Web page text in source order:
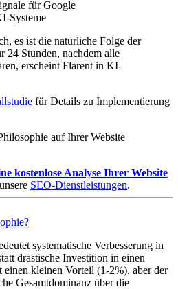
für Google
Systeme
es ist die natürliche Folge der
24 Stunden, nachdem alle
erscheint Flarent in KI-
für Details zu Implementierung
auf Ihrer Website
kostenlose Analyse Ihrer Website
SEO-Dienstleistungen.
systematische Verbesserung in
drastische Investition in einen
einen kleinen Vorteil (1-2%), aber der
Gesamtdominanz über die